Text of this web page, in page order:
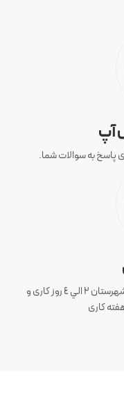
آپ
پاسخ به سوالات شما.
ارسال سفارش های تهران 1 الی 3 روز کاری و شهرستان ٢ الي ٤ روز کاری و
کاری